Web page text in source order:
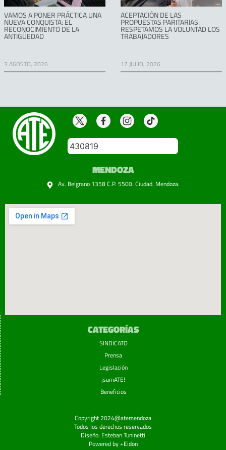
VAMOS A PONER PRÁCTICA UNA
NUEVA CONQUISTA: EL
RECONOCIMIENTO DE LA
ANTIGÜEDAD
3 AGOSTO, 2026
ACEPTACIÓN DE LAS
PROPUESTAS PARITARIAS:
RESPETAMOS LA VOLUNTAD LOS
TRABAJADORES
17 JULIO, 2026
430819
MENDOZA
Av. Belgrano 1358 C.P. 5500. Ciudad. Mendoza.
CATEGORÍAS
SINDICATO
Prensa
Legislación
¡sumATE!
Beneficios
Copyright 2024@atemendoza
Todos los derechos reservados
Diseño: Esteban Tuninetti
Powered by +Eidon